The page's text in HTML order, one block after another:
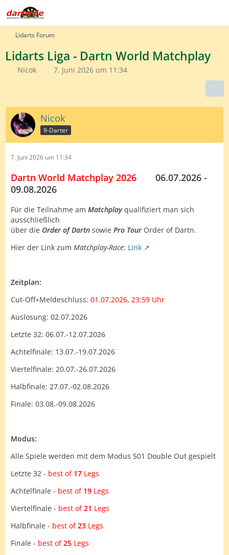
Lidarts Forum
Lidarts Liga - Dartn World Matchplay
Nicok 7. Juni 2026 um 11:34
Nicok
9-Darter
7. Juni 2026 um 11:34
Dartn World Matchplay 2026
06.07.2026 -
09.08.2026
Für die Teilnahme am Matchplayqualifiziert man sich
ausschließlich
über die Order of Dartn sowie Pro Tour Order of Dartn.
Hier der Link zum Matchplay-Race: Link
Zeitplan:
Cut-Off+Meldeschluss: 01.07.2026, 23:59 Uhr
Auslosung: 02.07.2026
Letzte 32: 06.07.-12.07.2026
Achtelfinale: 13.07.-19.07.2026
Viertelfinale: 20.07.-26.07.2026
Halbfinale: 27.07.-02.08.2026
Finale: 03.08.-09.08.2026
Modus:
Alle Spiele werden mit dem Modus 501 Double Out gespielt
Letzte 32 - best of 17 Legs
Achtelfinale - best of 19 Legs
Viertelfinale - best of 21 Legs
Halbfinale - best of23 Legs
Finale - best of25 Legs